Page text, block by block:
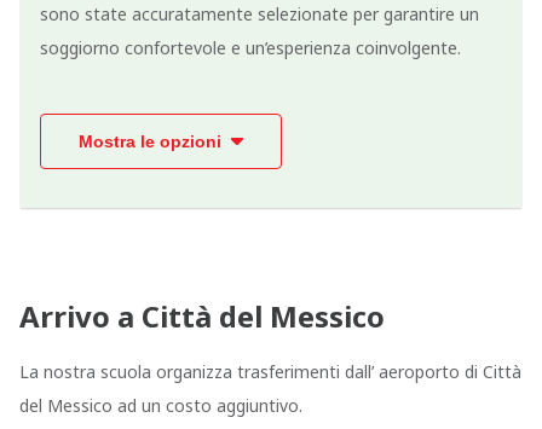
sono state accuratamente selezionate per garantire un
soggiorno confortevole e un’esperienza coinvolgente.
Mostra le opzioni
Arrivo a Città del Messico
La nostra scuola organizza trasferimenti dall’ aeroporto di Città
del Messico ad un costo aggiuntivo.